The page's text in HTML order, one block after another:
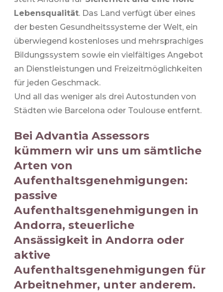
Lebensqualität. Das Land verfügt über eines
der besten Gesundheitssysteme der Welt, ein
überwiegend kostenloses und mehrsprachiges
Bildungssystem sowie ein vielfältiges Angebot
an Dienstleistungen und Freizeitmöglichkeiten
für jeden Geschmack.
Und all das weniger als drei Autostunden von
Städten wie Barcelona oder Toulouse entfernt.
Bei Advantia Assessors
kümmern wir uns um sämtliche
Arten von
Aufenthaltsgenehmigungen:
passive
Aufenthaltsgenehmigungen in
Andorra, steuerliche
Ansässigkeit in Andorra oder
aktive
Aufenthaltsgenehmigungen für
Arbeitnehmer, unter anderem.